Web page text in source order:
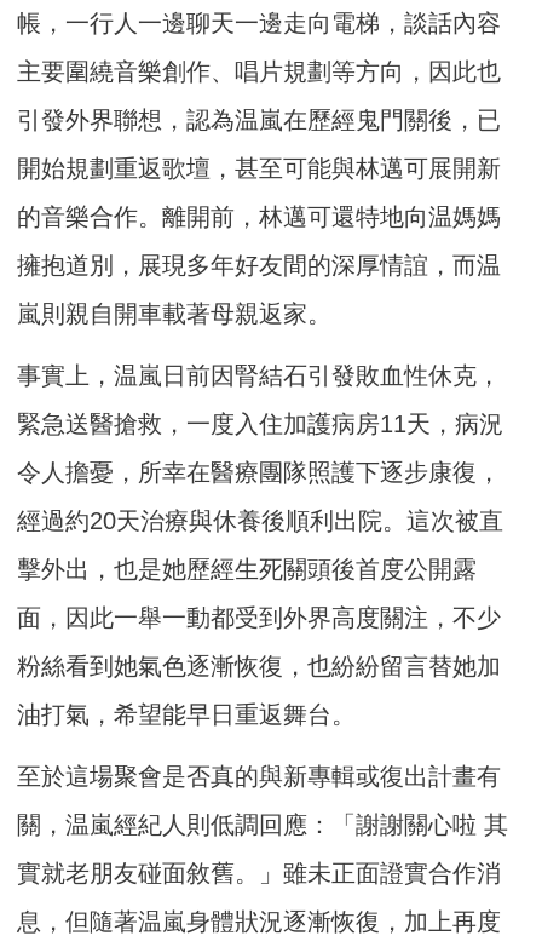
帳，一行人一邊聊天一邊走向電梯，談話內容
主要圍繞音樂創作、唱片規劃等方向，因此也
引發外界聯想，認為温嵐在歷經鬼門關後，已
開始規劃重返歌壇，甚至可能與林邁可展開新
的音樂合作。離開前，林邁可還特地向温媽媽
擁抱道別，展現多年好友間的深厚情誼，而温
嵐則親自開車載著母親返家。
事實上，温嵐日前因腎結石引發敗血性休克，
緊急送醫搶救，一度入住加護病房11天，病況
令人擔憂，所幸在醫療團隊照護下逐步康復，
經過約20天治療與休養後順利出院。這次被直
擊外出，也是她歷經生死關頭後首度公開露
面，因此一舉一動都受到外界高度關注，不少
粉絲看到她氣色逐漸恢復，也紛紛留言替她加
油打氣，希望能早日重返舞台。
至於這場聚會是否真的與新專輯或復出計畫有
關，温嵐經紀人則低調回應：「謝謝關心啦 其
實就老朋友碰面敘舊。」雖未正面證實合作消
息，但隨著温嵐身體狀況逐漸恢復，加上再度